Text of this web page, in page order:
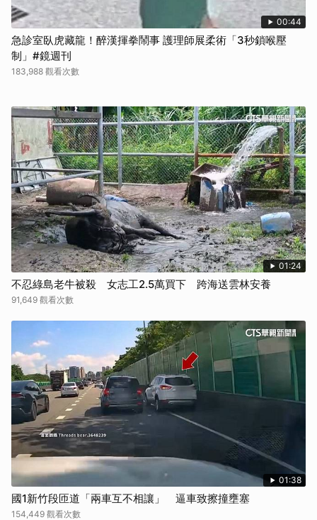
00:44
急診室臥虎藏龍！醉漢揮拳鬧事 護理師展柔術「3秒鎖喉壓
制」#鏡週刊
183,988 觀看次數
01:24
不忍綠島老牛被殺 女志工2.5萬買下 跨海送雲林安養
91,649 觀看次數
01:38
國1新竹段匝道「兩車互不相讓」 逼車致擦撞壅塞
154,449 觀看次數